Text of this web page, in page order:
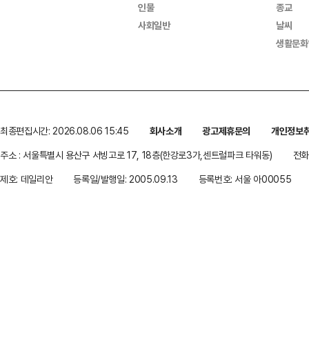
인물
사회일반
종교
날씨
생활문
최종편집시간: 2026.08.06 15:45 회사소개 광고제휴문의
개인정보
주소 : 서울특별시 용산구 서빙고로 17, 18층(한강로3가,센트럴파크 타워동)
전
제호: 데일리안
등록일/발행일: 2005.09.13 등록번호: 서울 아00055